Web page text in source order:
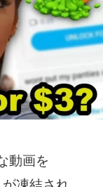
動画を